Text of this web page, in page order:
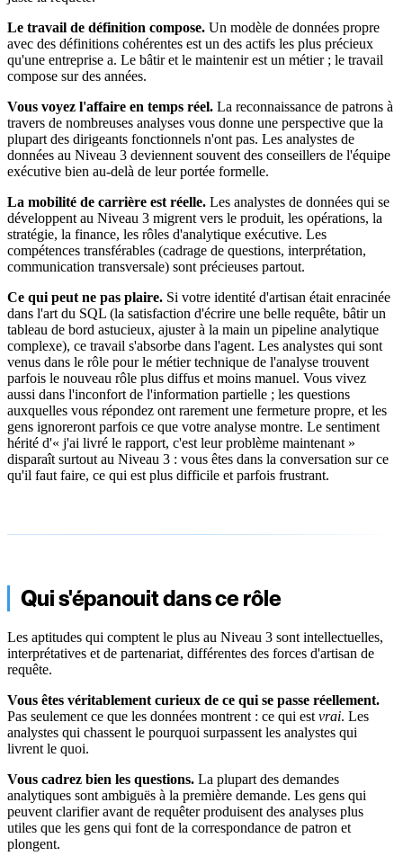
Le travail de définition compose. Un modèle de données propre
avec des définitions cohérentes est un des actifs les plus précieux
qu'une entreprise a. Le bâtir et le maintenir est un métier ; le travail
compose sur des années.
Vous voyez l'affaire en temps réel. La reconnaissance de patrons à
travers de nombreuses analyses vous donne une perspective que la
plupart des dirigeants fonctionnels n'ont pas. Les analystes de
données au Niveau 3 deviennent souvent des conseillers de l'équipe
exécutive bien au-delà de leur portée formelle.
La mobilité de carrière est réelle. Les analystes de données qui se
développent au Niveau 3 migrent vers le produit, les opérations, la
stratégie, la finance, les rôles d'analytique exécutive. Les
compétences transférables (cadrage de questions, interprétation,
communication transversale) sont précieuses partout.
Ce qui peut ne pas plaire. Si votre identité d'artisan était enracinée
dans l'art du SQL (la satisfaction d'écrire une belle requête, bâtir un
tableau de bord astucieux, ajuster à la main un pipeline analytique
complexe), ce travail s'absorbe dans l'agent. Les analystes qui sont
venus dans le rôle pour le métier technique de l'analyse trouvent
parfois le nouveau rôle plus diffus et moins manuel. Vous vivez
aussi dans l'inconfort de l'information partielle ; les questions
auxquelles vous répondez ont rarement une fermeture propre, et les
gens ignoreront parfois ce que votre analyse montre. Le sentiment
hérité d'« j'ai livré le rapport, c'est leur problème maintenant »
disparaît surtout au Niveau 3 : vous êtes dans la conversation sur ce
qu'il faut faire, ce qui est plus difficile et parfois frustrant.
Qui s'épanouit dans ce rôle
Les aptitudes qui comptent le plus au Niveau 3 sont intellectuelles,
interprétatives et de partenariat, différentes des forces d'artisan de
requête.
Vous êtes véritablement curieux de ce qui se passe réellement.
Pas seulement ce que les données montrent : ce qui est vrai. Les
analystes qui chassent le pourquoi surpassent les analystes qui
livrent le quoi.
Vous cadrez bien les questions. La plupart des demandes
analytiques sont ambiguës à la première demande. Les gens qui
peuvent clarifier avant de requêter produisent des analyses plus
utiles que les gens qui font de la correspondance de patron et
plongent.